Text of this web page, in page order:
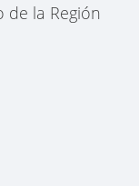
de la Región